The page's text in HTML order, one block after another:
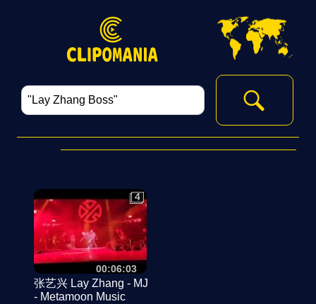
00:06:03
4
4
张艺兴 Lay Zhang - MJ
- Metamoon Music